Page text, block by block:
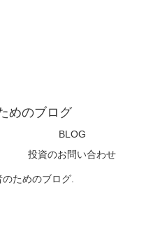
めのブログ
BLOG
投資のお問い合わせ
ためのブログ.